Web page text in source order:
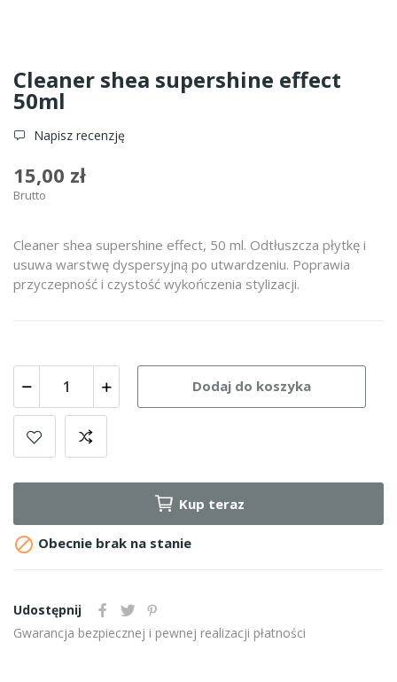
Cleaner shea supershine effect
50ml
Napisz recenzję
15,00 zł
Brutto
Cleaner shea supershine effect, 50 ml. Odtłuszcza płytkę i
usuwa warstwę dyspersyjną po utwardzeniu. Poprawia
przyczepność i czystość wykończenia stylizacji.
Dodaj do koszyka
Kup teraz
 Obecnie brak na stanie
Udostępnij
Gwarancja bezpiecznej i pewnej realizacji płatności